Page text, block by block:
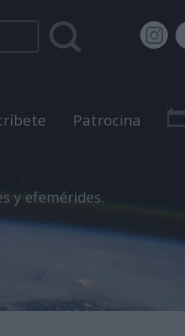
Patrocina
y efemérides.